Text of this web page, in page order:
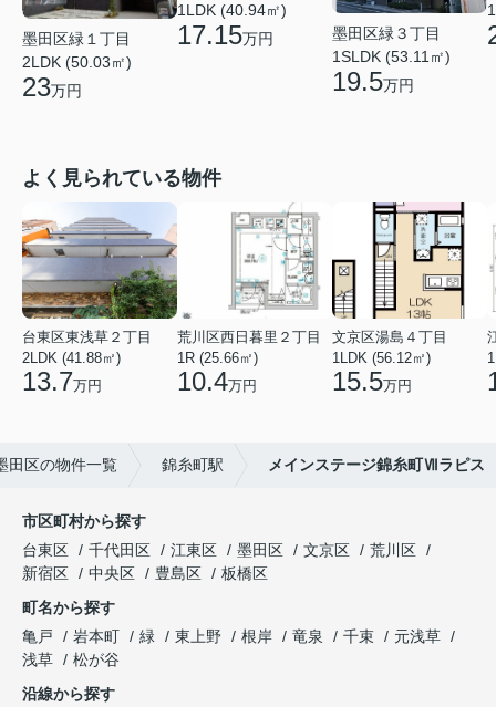
墨田区緑１丁目
2LDK (50.03㎡)
23万円
1LDK (40.94㎡)
17.15万円
墨田区緑３丁目
1SLDK (53.11㎡)
19.5万円
よく見られている物件
台東区東浅草２丁目
2LDK (41.88㎡)
13.7万円
荒川区西日暮里２丁目
1R (25.66㎡)
10.4万円
文京区湯島４丁目
1LDK (56.12㎡)
15.5万円
田区の物件一覧 錦糸町駅 メインステージ錦糸町Ⅶラピス
市区町村から探す
台東区
千代田区 江東区 墨田区 文京区
荒川区
新宿区
中央区 豊島区
板橋区
町名から探す
亀戸
岩本町 緑 東上野 根岸 竜泉 千束
元浅草
浅草
松が谷
沿線から探す